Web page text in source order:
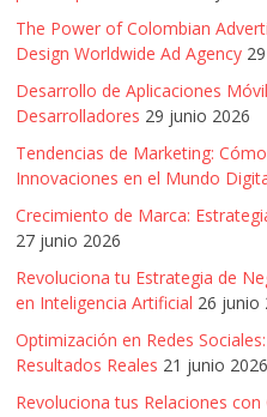
The Power of Colombian
Design Worldwide Ad Agency
Desarrollo de Aplicaciones
Desarrolladores 29 junio 2026
Tendencias de Marketing:
Innovaciones en el Mundo
Crecimiento de Marca:
27 junio 2026
Revoluciona tu Estrategia de
en Inteligencia Artificial 26 junio
Optimización en Redes
Resultados Reales 21 junio 2026
Revoluciona tus Relaciones